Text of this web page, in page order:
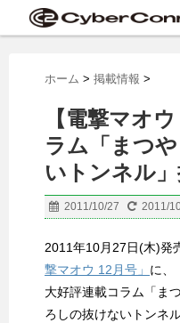
ホーム > 掲載情報 >
【電撃マオ
ラム「まつ
いトンネル
2011/10/27 2011/
2011年10月27日(木)発
撃マオウ 12月号」 に、
大好評連載コラム「ま
ろしの抜けないトンネ